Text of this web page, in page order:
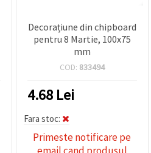
Decorațiune din chipboard
pentru 8 Martie, 100x75
mm
COD: 833494
4.68 Lei
Fara stoc:
Primeste notificare pe